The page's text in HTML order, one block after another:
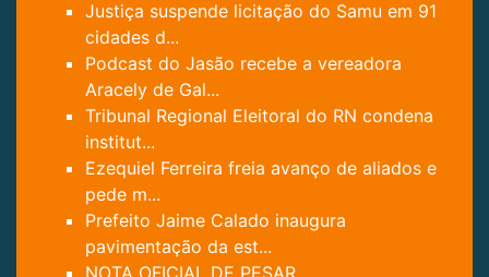
Justiça suspende licitação do Samu em 91
cidades d...
Podcast do Jasão recebe a vereadora
Aracely de Gal...
Tribunal Regional Eleitoral do RN condena
institut...
Ezequiel Ferreira freia avanço de aliados e
pede m...
Prefeito Jaime Calado inaugura
pavimentação da est...